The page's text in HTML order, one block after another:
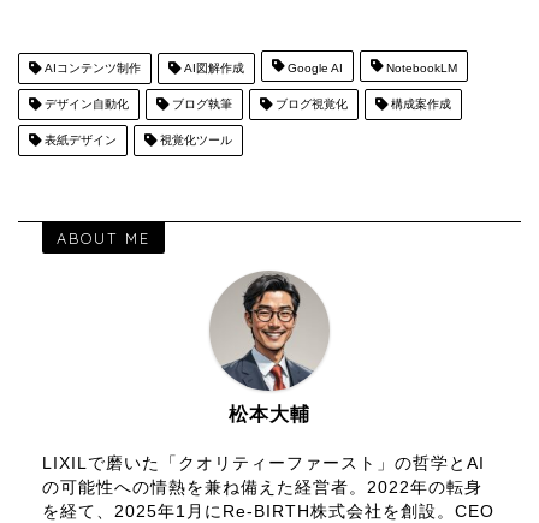
AIコンテンツ制作 AI図解作成 Google AI NotebookLM
デザイン自動化 ブログ執筆 ブログ視覚化 構成案作成
表紙デザイン 視覚化ツール
ABOUT ME
松本大輔
LIXILで磨いた「クオリティーファースト」の哲学とAI
の可能性への情熱を兼ね備えた経営者。2022年の転身
を経て、2025年1月にRe-BIRTH株式会社を創設。CEO